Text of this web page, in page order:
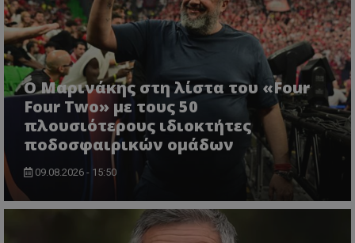
Ο Μαρινάκης στη λίστα του «Four
Four Two» με τους 50
πλουσιότερους ιδιοκτήτες
ποδοσφαιρικών ομάδων
09.08.2026 - 15:50